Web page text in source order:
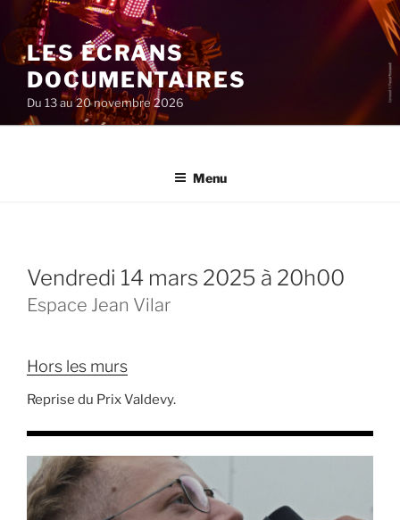
au
contenu
principal
LES ÉCRANS
DOCUMENTAIRES
Du 13 au 20 novembre 2026
Menu
vendredi 14 mars 2025 à 20h00
Espace Jean Vilar
Hors les murs
Reprise du Prix Valdevy.